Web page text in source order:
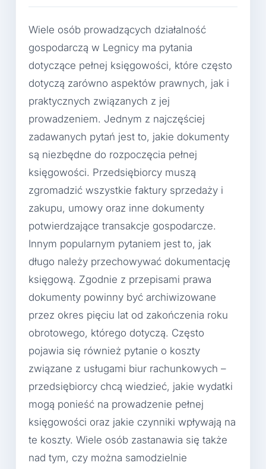
Wiele osób prowadzących działalność
gospodarczą w Legnicy ma pytania
dotyczące pełnej księgowości, które często
dotyczą zarówno aspektów prawnych, jak i
praktycznych związanych z jej
prowadzeniem. Jednym z najczęściej
zadawanych pytań jest to, jakie dokumenty
są niezbędne do rozpoczęcia pełnej
księgowości. Przedsiębiorcy muszą
zgromadzić wszystkie faktury sprzedaży i
zakupu, umowy oraz inne dokumenty
potwierdzające transakcje gospodarcze.
Innym popularnym pytaniem jest to, jak
długo należy przechowywać dokumentację
księgową. Zgodnie z przepisami prawa
dokumenty powinny być archiwizowane
przez okres pięciu lat od zakończenia roku
obrotowego, którego dotyczą. Często
pojawia się również pytanie o koszty
związane z usługami biur rachunkowych –
przedsiębiorcy chcą wiedzieć, jakie wydatki
mogą ponieść na prowadzenie pełnej
księgowości oraz jakie czynniki wpływają na
te koszty. Wiele osób zastanawia się także
nad tym, czy można samodzielnie